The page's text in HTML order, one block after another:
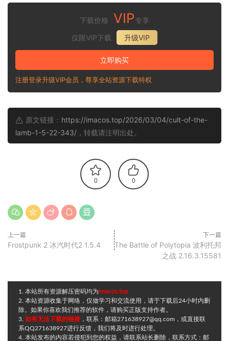
下载价格 VIP专享
仅限VIP下载
升级VIP
立即购买
注册登录升级VIP会员，尊享全站资源下载特权
原文链接： https://imacos.top/2026/03/04/cult-of-the-
lamb-1-5-22-343/ ，转载请注明出处。
0 0
上一篇
Frostpunk 2 冰汽时代2 1.5.4
下一篇
The Battle of Polytopia 波利托邦
之战 2.16.3.15581
1. 本站所有资源解压密码均为imacos.top
2. 本站资源收集于网络，仅做学习和交流使用，请于下载后24小时内删
除。如果你喜欢我们推荐的软件，请购买正版支持作者。
3. 如有无法下载的链接 ，联系：邮箱271638927@qq.com，或直接联
系QQ271638927进行反馈，我们将及时进行处理。
4. 本站发布的内容若侵犯到您的权益，请联系站长删除，联系方式：邮